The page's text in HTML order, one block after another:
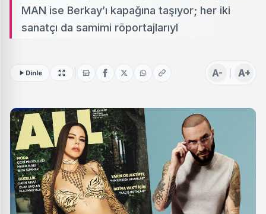
MAN ise Berkay’ı kapağına taşıyor; her iki
sanatçı da samimi röportajlarıyl
Dinle A- A+